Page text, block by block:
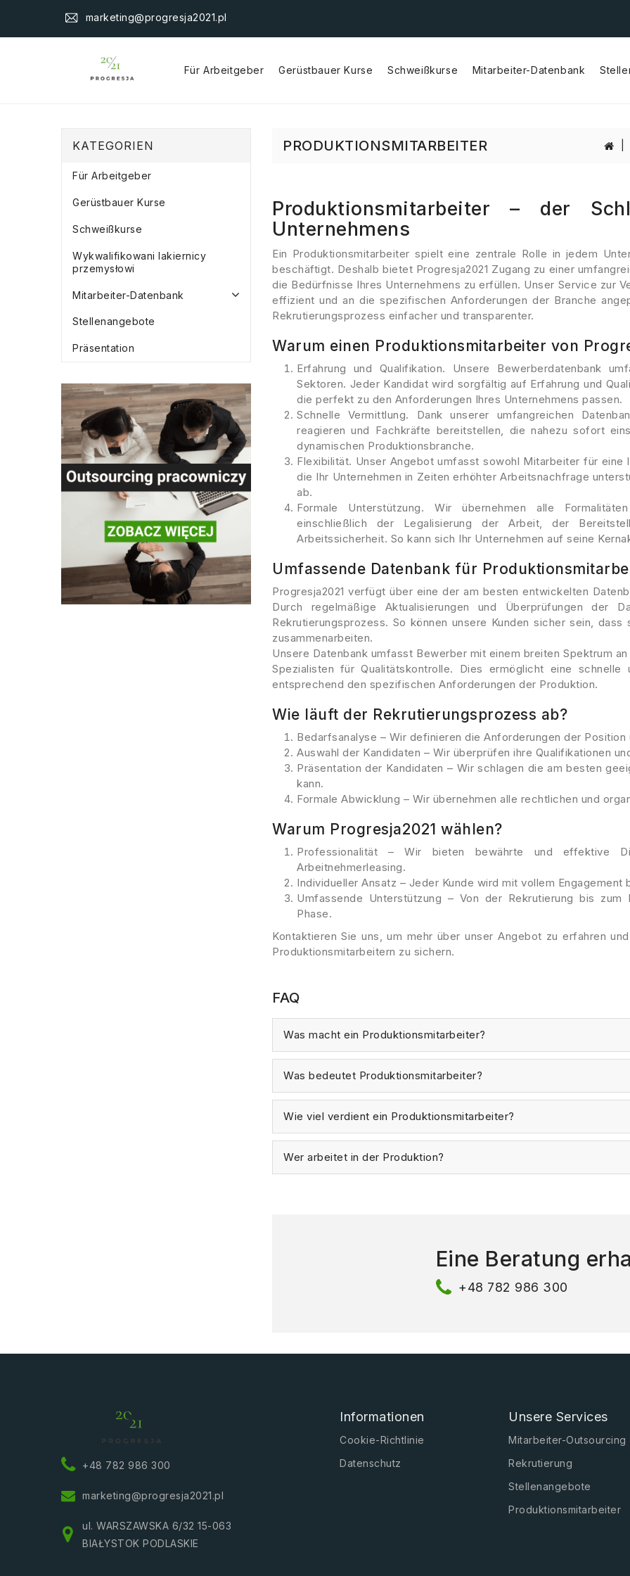
marketing@progresja2021.pl
Für Arbeitgeber Gerüstbauer Kurse Schweißkurse Mitarbeiter-Datenbank
KATEGORIEN
Für Arbeitgeber
Gerüstbauer Kurse
Schweißkurse
Wykwalifikowani lakiernicy
przemysłowi
Mitarbeiter-Datenbank
Stellenangebote
Präsentation
PRODUKTIONSMITARBEITER
Produktionsmitarbeiter – der
Unternehmens
Ein Produktionsmitarbeiter spielt eine zentrale Rolle in jedem
beschäftigt. Deshalb bietet Progresja2021 Zugang zu einer
die Bedürfnisse Ihres Unternehmens zu erfüllen. Unser Service zur
effizient und an die spezifischen Anforderungen der Branche
Rekrutierungsprozess einfacher und transparenter.
Warum einen Produktionsmitarbeiter von
Erfahrung und Qualifikation. Unsere Bewerberdatenbank
Sektoren. Jeder Kandidat wird sorgfältig auf Erfahrung und
die perfekt zu den Anforderungen Ihres Unternehmens passen.
Schnelle Vermittlung. Dank unserer umfangreichen
reagieren und Fachkräfte bereitstellen, die nahezu sofort
dynamischen Produktionsbranche.
Flexibilität. Unser Angebot umfasst sowohl Mitarbeiter für
die Ihr Unternehmen in Zeiten erhöhter Arbeitsnachfrage
ab.
Formale Unterstützung. Wir übernehmen alle
einschließlich der Legalisierung der Arbeit, der
Arbeitssicherheit. So kann sich Ihr Unternehmen auf seine
Umfassende Datenbank für
Progresja2021 verfügt über eine der am besten entwickelten
Durch regelmäßige Aktualisierungen und Überprüfungen der
Rekrutierungsprozess. So können unsere Kunden sicher sein,
zusammenarbeiten.
Unsere Datenbank umfasst Bewerber mit einem breiten Spektrum
Spezialisten für Qualitätskontrolle. Dies ermöglicht eine schnelle
entsprechend den spezifischen Anforderungen der Produktion.
Wie läuft der Rekrutierungsprozess ab?
Bedarfsanalyse – Wir definieren die Anforderungen der
Auswahl der Kandidaten – Wir überprüfen ihre Qualifikationen
Präsentation der Kandidaten – Wir schlagen die am besten
kann.
Formale Abwicklung – Wir übernehmen alle rechtlichen und
Warum Progresja2021 wählen?
Professionalität – Wir bieten bewährte und effektive
Arbeitnehmerleasing.
Individueller Ansatz – Jeder Kunde wird mit vollem Engagement
Umfassende Unterstützung – Von der Rekrutierung bis
Phase.
Kontaktieren Sie uns, um mehr über unser Angebot zu erfahren
Produktionsmitarbeitern zu sichern.
FAQ
Was macht ein Produktionsmitarbeiter?
Was bedeutet Produktionsmitarbeiter?
Wie viel verdient ein Produktionsmitarbeiter?
Wer arbeitet in der Produktion?
Eine Beratung
+48 782 986 300
+48 782 986 300
marketing@progresja2021.pl
ul. WARSZAWSKA 6/32 15-063
BIAŁYSTOK PODLASKIE
Informationen
Cookie-Richtlinie
Datenschutz
Unsere Services
Mitarbeiter-Outsourcing
Rekrutierung
Stellenangebote
Produktionsmitarbeiter